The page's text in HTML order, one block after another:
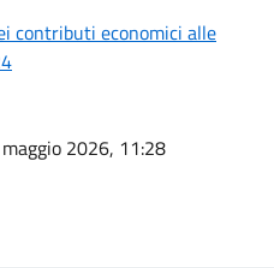
contributi economici alle
2026, 11:28